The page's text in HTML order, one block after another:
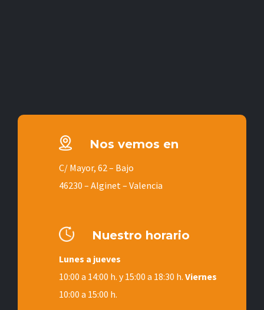
Nos vemos en
C/ Mayor, 62 – Bajo
46230 – Alginet – Valencia
Nuestro horario
Lunes a jueves
10:00 a 14:00 h. y 15:00 a 18:30 h. Viernes
10:00 a 15:00 h.